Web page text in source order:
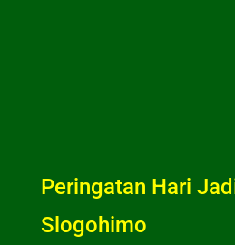
Peringatan Hari
Slogohimo